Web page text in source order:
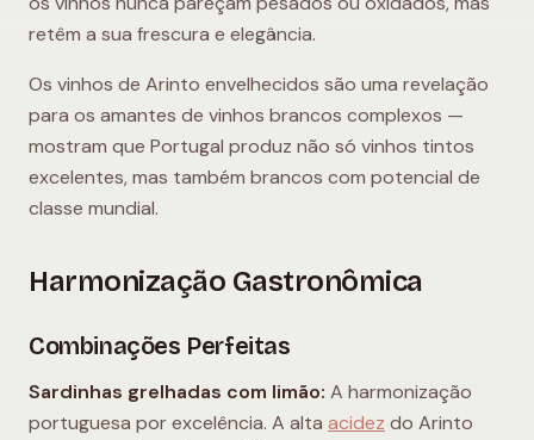
retêm a sua frescura e elegância.
Os vinhos de Arinto envelhecidos são uma revelação
para os amantes de vinhos brancos complexos —
mostram que Portugal produz não só vinhos tintos
excelentes, mas também brancos com potencial de
classe mundial.
Harmonização Gastronômica
Combinações Perfeitas
Sardinhas grelhadas com limão: A harmonização
portuguesa por excelência. A alta acidez do Arinto